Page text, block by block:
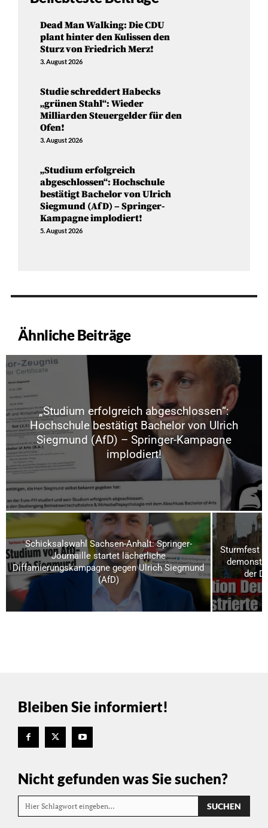
Dead Man Walking: Die CDU
plant hinter den Kulissen den
Sturz von Friedrich Merz!
3. August 2026
Studie schreddert Habecks
„grünen Stahl“: Wieder
Milliarden Steuergelder für den
Ofen!
3. August 2026
„Studium erfolgreich
abgeschlossen“: Hochschule
bestätigt Bachelor von Ulrich
Siegmund (AfD) – Springer-
Kampagne implodiert!
5. August 2026
Ähnliche Beiträge
„Studium erfolgreich abgeschlossen“:
Hochschule bestätigt Bachelor von Ulrich
Siegmund (AfD) – Springer-Kampagne
implodiert!
Schicksalswahl Sachsen-Anhalt: Springer-
Journaille startet lächerliche
Diffamierungskampagne gegen Ulrich Siegmund
(AfD)
Sturmfest
der
Bleiben Sie informiert!
Nicht gefunden was Sie suchen?
Hier Schlagwort eingeben… SUCHEN